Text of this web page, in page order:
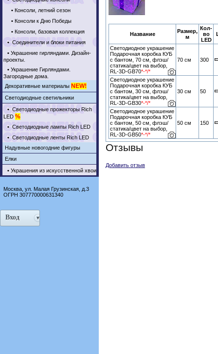
• Консоли, летний сезон
• Консоли к Дню Победы
• Консоли, базовая коллекция
•Соединители и блоки питания
• Украшение гирляндами. Дизайн-
проекты.
• Украшение Гирляндами.
Загородные дома.
Декоративные материалы NEW!
Светодиодные светильники
•Светодиодные прожекторы Rich
LED %
•Светодиодные лампы Rich LED
•Светодиодные ленты Rich LED
Надувные новогодние фигуры
Елки
• Украшения из искусственной хвои
Москва, ул. Малая Грузинская, д.3
ОГРН 307770000631340
Вход
Название
Размер,
м
Кол-
во
LED
Светодиодное украшение
Подарочная коробка КУБ
с бантом, 70 см, флэш/
статика/цвет на выбор,
RL-3D-GB70*-*/*
70 см 300
Светодиодное украшение
Подарочная коробка КУБ
с бантом, 30 см, флэш/
статика/цвет на выбор,
RL-3D-GB30*-*/*
30 см 50
Светодиодное украшение
Подарочная коробка КУБ
с бантом, 50 см, флэш/
статика/цвет на выбор,
RL-3D-GB50*-*/*
50 см 150
Отзывы
Добавить отзыв